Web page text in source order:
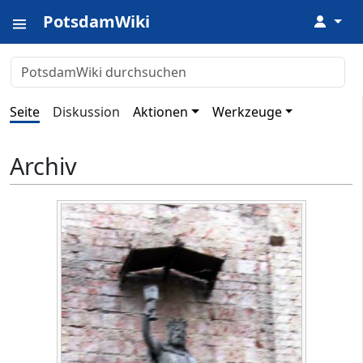
PotsdamWiki ↓
Seite Diskussion Aktionen Werkzeuge
Archiv